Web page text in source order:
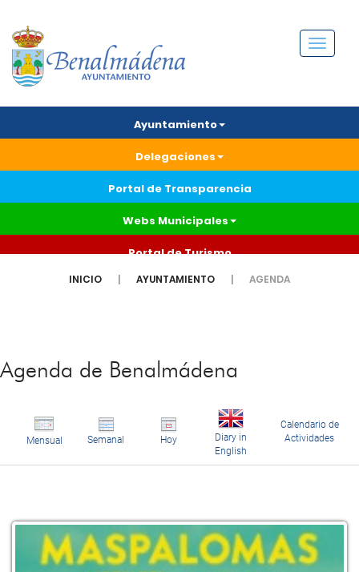
Menú
Ayuntamiento
Delegaciones
Portal de Transparencia
Webs Municipales
Portal de Turismo
INICIO AYUNTAMIENTO AGENDA
Agenda de Benalmádena
Mensual Semanal Hoy
Diary in
English
Calendario de
Actividades